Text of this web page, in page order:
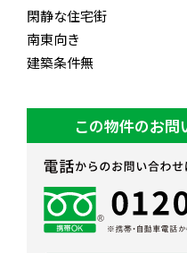
閑静な住宅街
南東向き
建築条件無
この物件のお